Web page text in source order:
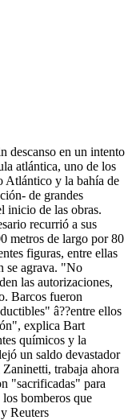
descanso en un intento
atlántica, uno de los
Atlántico y la bahía de
de grandes
inicio de las obras.
recurrió a sus
metros de largo por 80
figuras, entre ellas
se agrava. "No
las autorizaciones,
Barcos fueron
â??entre ellos
explica Bart
químicos y la
un saldo devastador
trabaja ahora
"sacrificadas" para
bomberos que
Reuters